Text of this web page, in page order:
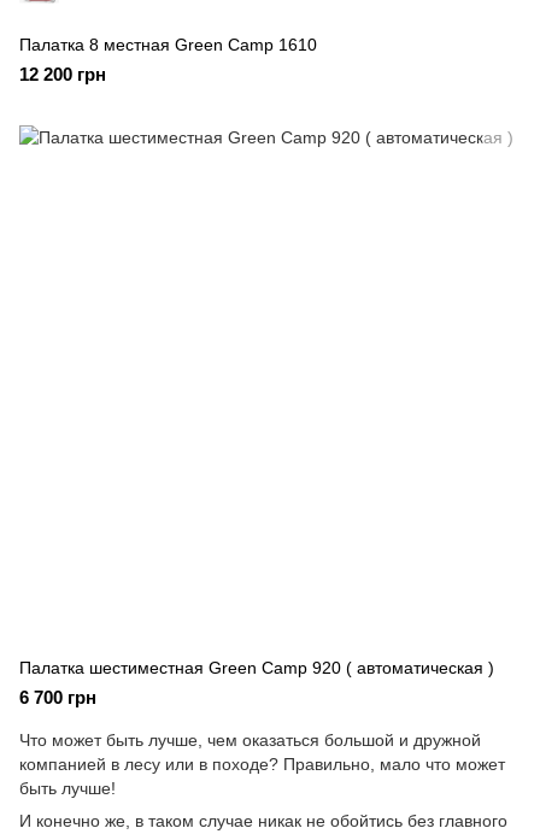
Палатка 8 местная Green Camp 1610
12 200 грн
Палатка шестиместная Green Camp 920 ( автоматическая )
6 700 грн
Что может быть лучше, чем оказаться большой и дружной
компанией в лесу или в походе? Правильно, мало что может
быть лучше!
И конечно же, в таком случае никак не обойтись без главного